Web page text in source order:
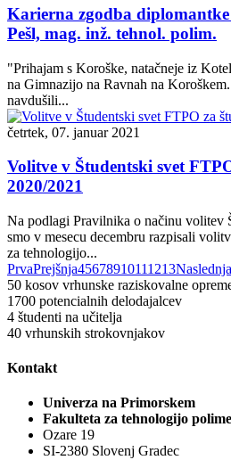
Karierna zgodba diplomantke
Pešl, mag. inž. tehnol. polim.
"Prihajam s Koroške, natačneje iz
na Gimnazijo na Ravnah na
navdušili...
četrtek, 07. januar 2021
Volitve v Študentski svet
2020/2021
Na podlagi Pravilnika o načinu volitev
smo v mesecu decembru razpisali
za tehnologijo...
PrvaPrejšnja45678910111213Naslednja
50 kosov vrhunske raziskovalne
1700 potencialnih delodajalcev
4 študenti na učitelja
40 vrhunskih strokovnjakov
Kontakt
Univerza na Primorskem
Fakulteta za tehnologijo
Ozare 19
SI-2380 Slovenj Gradec